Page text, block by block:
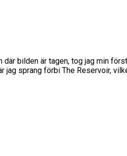
bilden är tagen, tog jag min
sprang förbi The Reservoir,